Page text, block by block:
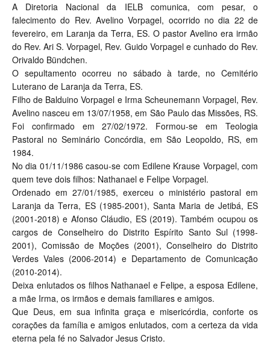
A Diretoria Nacional da IELB comunica, com pesar, o
falecimento do Rev. Avelino Vorpagel, ocorrido no dia 22 de
fevereiro, em Laranja da Terra, ES. O pastor Avelino era irmão
do Rev. Ari S. Vorpagel, Rev. Guido Vorpagel e cunhado do Rev.
Orivaldo Bündchen.
O sepultamento ocorreu no sábado à tarde, no Cemitério
Luterano de Laranja da Terra, ES.
Filho de Balduino Vorpagel e Irma Scheunemann Vorpagel, Rev.
Avelino nasceu em 13/07/1958, em São Paulo das Missões, RS.
Foi confirmado em 27/02/1972. Formou-se em Teologia
Pastoral no Seminário Concórdia, em São Leopoldo, RS, em
1984.
No dia 01/11/1986 casou-se com Edilene Krause Vorpagel, com
quem teve dois filhos: Nathanael e Felipe Vorpagel.
Ordenado em 27/01/1985, exerceu o ministério pastoral em
Laranja da Terra, ES (1985-2001), Santa Maria de Jetibá, ES
(2001-2018) e Afonso Cláudio, ES (2019). Também ocupou os
cargos de Conselheiro do Distrito Espírito Santo Sul (1998-
2001), Comissão de Moções (2001), Conselheiro do Distrito
Verdes Vales (2006-2014) e Departamento de Comunicação
(2010-2014).
Deixa enlutados os filhos Nathanael e Felipe, a esposa Edilene,
a mãe Irma, os irmãos e demais familiares e amigos.
Que Deus, em sua infinita graça e misericórdia, conforte os
corações da família e amigos enlutados, com a certeza da vida
eterna pela fé no Salvador Jesus Cristo.